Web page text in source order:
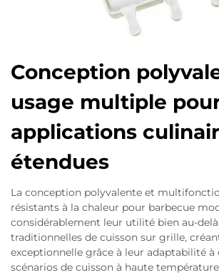
Conception
usage multiple
applications
étendues
La conception polyvalente et
résistants à la chaleur pour barbecue
considérablement leur utilité bien au-
traditionnelles de cuisson sur grille,
exceptionnelle grâce à leur adaptabilité à
scénarios de cuisson à haute